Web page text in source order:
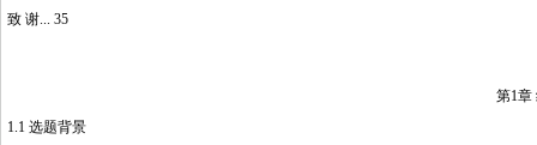
致 谢... 35
第1章 绪
1.1 选题背景